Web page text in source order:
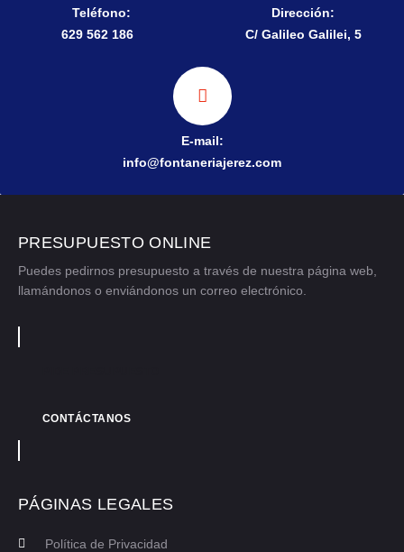
Teléfono:
629 562 186
Dirección:
C/ Galileo Galilei, 5
E-mail:
info@fontaneriajerez.com
PRESUPUESTO ONLINE
Puedes pedirnos presupuesto a través de nuestra página web,
llamándonos o enviándonos un correo electrónico.
CONTÁCTANOS
PÁGINAS LEGALES
Política de Privacidad